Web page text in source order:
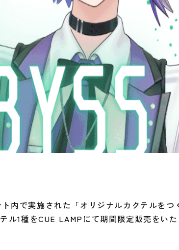
内で実施された「オリジナルカクテルをつ
1種をCUE LAMPにて期間限定販売をいた